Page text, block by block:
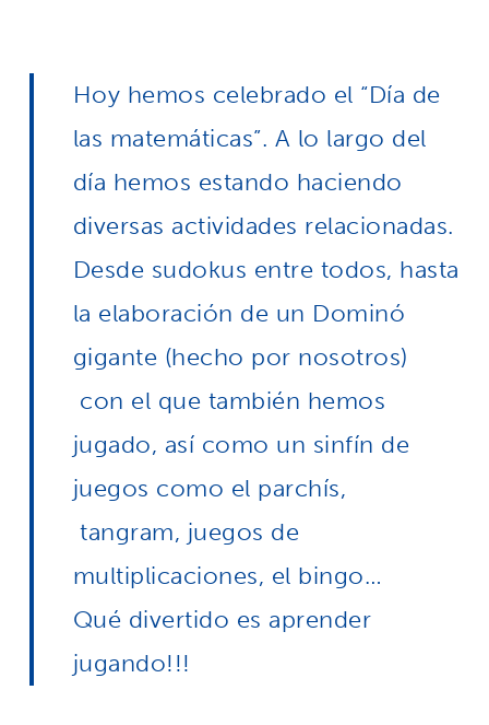
Hoy hemos celebrado el “Día de
las matemáticas”. A lo largo del
día hemos estando haciendo
diversas actividades relacionadas.
Desde sudokus entre todos, hasta
la elaboración de un Dominó
gigante (hecho por nosotros)
con el que también hemos
jugado, así como un sinfín de
juegos como el parchís,
tangram, juegos de
multiplicaciones, el bingo…
Qué divertido es aprender
jugando!!!